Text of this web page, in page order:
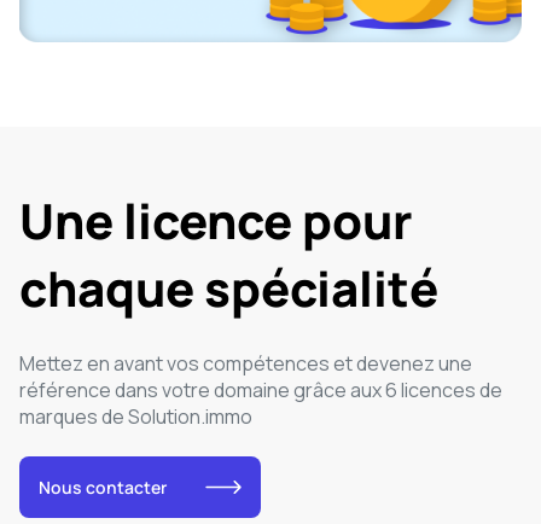
Une licence pour
chaque spécialité
Mettez en avant vos compétences et devenez une
référence dans votre domaine grâce aux 6 licences de
marques de Solution.immo
Nous contacter